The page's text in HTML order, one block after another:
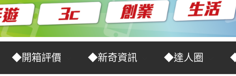
◆開箱評價 ◆新奇資訊 ◆達人圈